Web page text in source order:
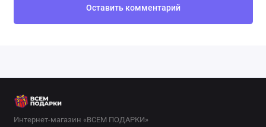
Оставить комментарий
Интернет-магазин «ВСЕМ ПОДАРКИ»